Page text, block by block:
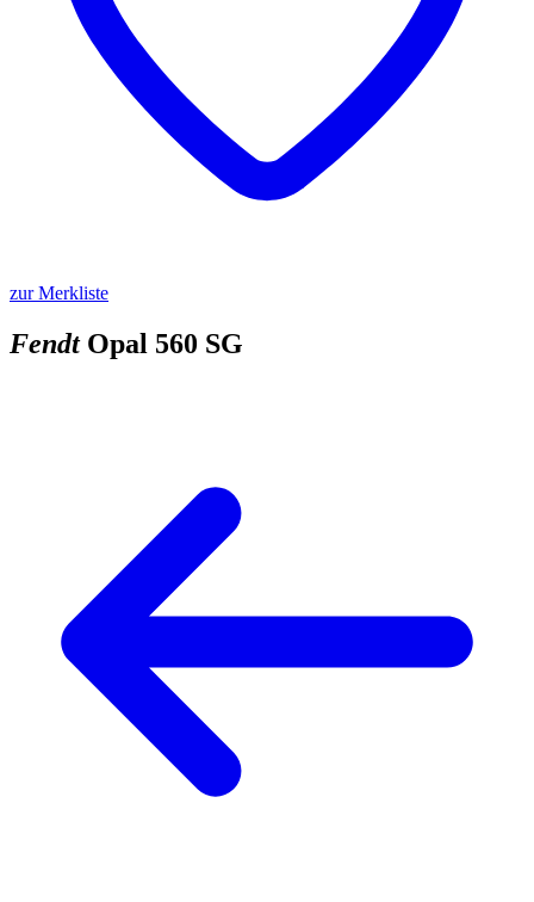
zur Merkliste
Fendt Opal 560 SG